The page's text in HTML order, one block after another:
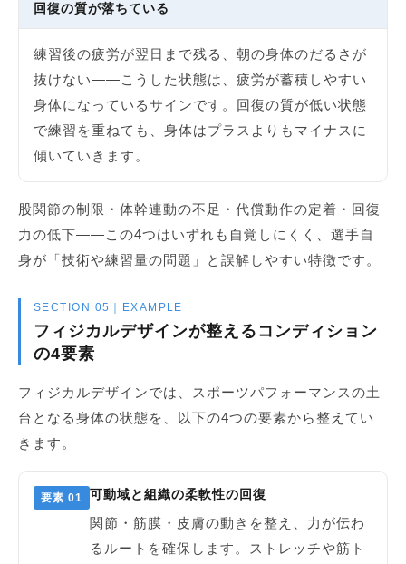
回復の質が落ちている
練習後の疲労が翌日まで残る、朝の身体のだるさが
抜けない——こうした状態は、疲労が蓄積しやすい
身体になっているサインです。回復の質が低い状態
で練習を重ねても、身体はプラスよりもマイナスに
傾いていきます。
股関節の制限・体幹連動の不足・代償動作の定着・回復
力の低下——この4つはいずれも自覚しにくく、選手自
身が「技術や練習量の問題」と誤解しやすい特徴です。
SECTION 05｜EXAMPLE
フィジカルデザインが整えるコンディション
の4要素
フィジカルデザインでは、スポーツパフォーマンスの土
台となる身体の状態を、以下の4つの要素から整えてい
きます。
要素 01 可動域と組織の柔軟性の回復
関節・筋膜・皮膚の動きを整え、力が伝わ
るルートを確保します。ストレッチや筋ト